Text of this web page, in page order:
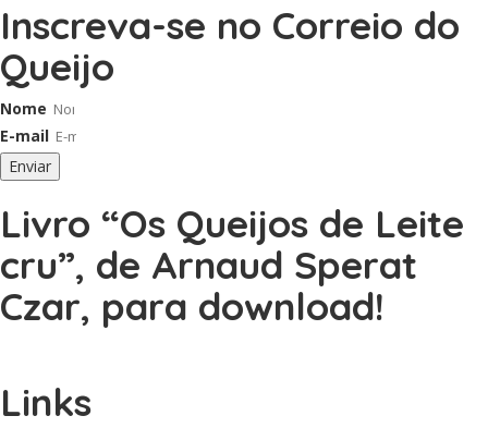
Inscreva-se no Correio do
Queijo
Nome
E-mail
Enviar
Livro “Os Queijos de Leite
cru”, de Arnaud Sperat
Czar, para download!
Links